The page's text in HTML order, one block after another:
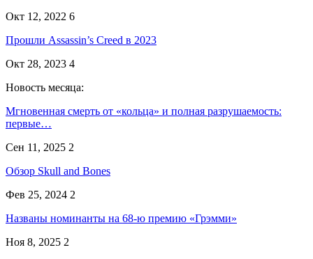
Окт 12, 2022 6
Прошли Assassin’s Creed в 2023
Окт 28, 2023 4
Новость месяца:
Мгновенная смерть от «кольца» и полная разрушаемость:
первые…
Сен 11, 2025 2
Обзор Skull and Bones
Фев 25, 2024 2
Названы номинанты на 68-ю премию «Грэмми»
Ноя 8, 2025 2